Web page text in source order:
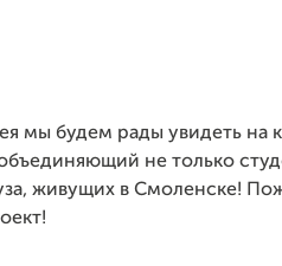
мы будем рады увидеть на
не только
живущих в Смоленске!